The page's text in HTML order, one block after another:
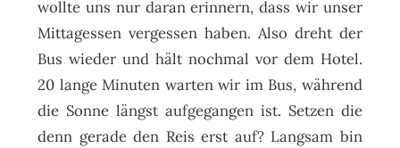
wollte uns nur daran erinnern, dass wir unser
Mittagessen vergessen haben. Also dreht der
Bus wieder und hält nochmal vor dem Hotel.
20 lange Minuten warten wir im Bus, während
die Sonne längst aufgegangen ist. Setzen die
denn gerade den Reis erst auf? Langsam bin